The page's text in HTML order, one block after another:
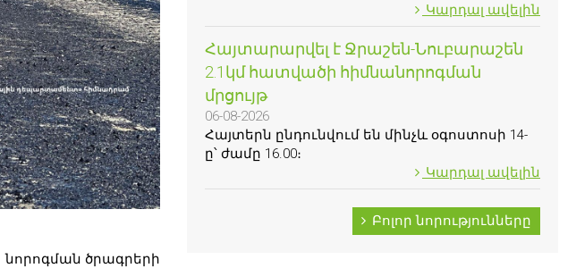
ծրագրերի
Կարդալ ավելին
Հայտարարվել է Ջրաշեն-Նուբարաշեն
2.1կմ հատվածի հիմնանորոգման
մրցույթ
06-08-2026
Հայտերն ընդունվում են մինչև օգոստոսի 14-
ը՝ ժամը 16.00։
Կարդալ ավելին
Բոլոր նորությունները